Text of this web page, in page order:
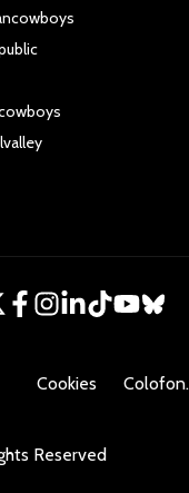
Cookies Colofon.
Reserved